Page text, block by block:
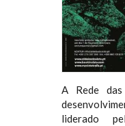
A Rede
liderado